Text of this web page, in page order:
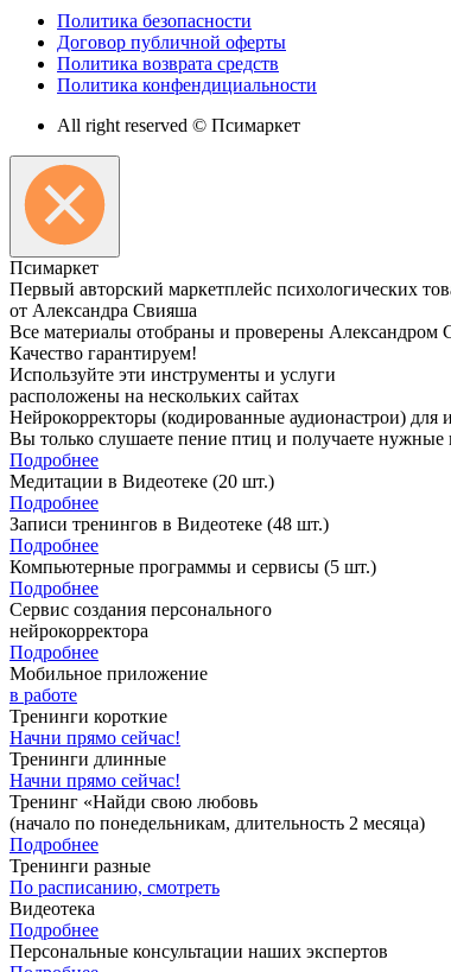
Политика безопасности
Договор публичной оферты
Политика возврата средств
Политика конфендициальности
All right reserved © Псимаркет
Псимаркет
Первый авторский маркетплейс психологических
от Александра Свияша
Все материалы отобраны и проверены Александром
Качество гарантируем!
Используйте эти инструменты и услуги
расположены на нескольких сайтах
Нейрокорректоры (кодированные аудионастрои)
Вы только слушаете пение птиц и получаете нужные
Подробнее
Медитации в Видеотеке (20 шт.)
Подробнее
Записи тренингов в Видеотеке (48 шт.)
Подробнее
Компьютерные программы и сервисы (5 шт.)
Подробнее
Сервис создания персонального
нейрокорректора
Подробнее
Мобильное приложение
в работе
Тренинги короткие
Начни прямо сейчас!
Тренинги длинные
Начни прямо сейчас!
Тренинг «Найди свою любовь
(начало по понедельникам, длительность 2 месяца)
Подробнее
Тренинги разные
По расписанию, смотреть
Видеотека
Подробнее
Персональные консультации наших экспертов